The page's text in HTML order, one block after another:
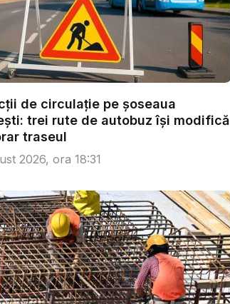
de circulație pe șoseaua
trei rute de autobuz își modifică
traseul
2026, ora 18:31